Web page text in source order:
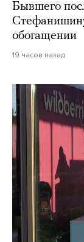
Бывшего
обогащении
19 часов назад